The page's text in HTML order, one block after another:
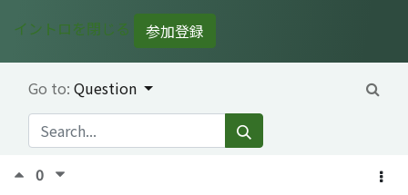
イントロを閉じる
参加登録
Go to: Question
0